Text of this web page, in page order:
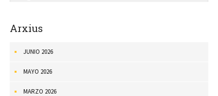
Arxius
JUNIO 2026
MAYO 2026
MARZO 2026